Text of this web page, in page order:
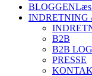
BLOGGENLæs
INDRETNING
B2B
B2B
PRESSE